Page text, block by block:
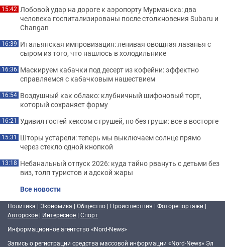
15:42 Лобовой удар на дороге к аэропорту Мурманска: два
человека госпитализированы после столкновения Subaru и
Changan
16:39 Итальянская импровизация: ленивая овощная лазанья с
сыром из того, что нашлось в холодильнике
16:36 Маскируем кабачки под десерт из кофейни: эффектно
справляемся с кабачковым нашествием
16:54 Воздушный как облако: клубничный шифоновый торт,
который сохраняет форму
16:21 Удивил гостей кексом с грушей, но без груши: все в восторге
15:31 Шторы устарели: теперь мы выключаем солнце прямо
через стекло одной кнопкой
13:18 Небанальный отпуск 2026: куда тайно рвануть с детьми без
виз, толп туристов и адской жары
Все новости
Политика | Экономика | Общество | Происшествия | Фоторепортажи |
Авторское | Интересное | Спорт
Информационное агентство «Nord-News»
Запись о регистрации средства массовой информации «Nord-News» Эл